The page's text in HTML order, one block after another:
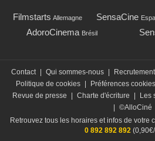
Filmstarts Allemagne SensaCine
AdoroCinema Brésil
Contact Qui sommes-nous Recrutement
Politique de cookies
Préférences cookies
Revue de presse
Charte d'écriture Les
©AlloCiné
Retrouvez tous les horaires et infos de votre
0 892 892 892